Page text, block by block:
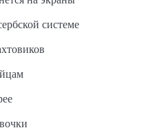
системе